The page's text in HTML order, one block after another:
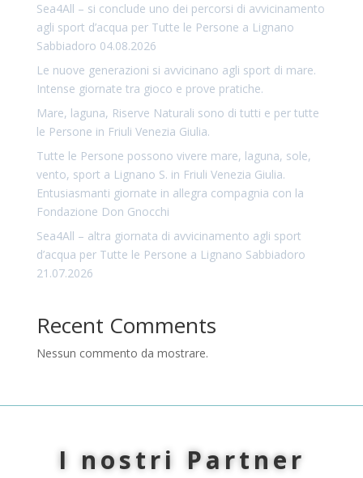
Sea4All – si conclude uno dei percorsi di avvicinamento
agli sport d’acqua per Tutte le Persone a Lignano
Sabbiadoro 04.08.2026
Le nuove generazioni si avvicinano agli sport di mare.
Intense giornate tra gioco e prove pratiche.
Mare, laguna, Riserve Naturali sono di tutti e per tutte
le Persone in Friuli Venezia Giulia.
Tutte le Persone possono vivere mare, laguna, sole,
vento, sport a Lignano S. in Friuli Venezia Giulia.
Entusiasmanti giornate in allegra compagnia con la
Fondazione Don Gnocchi
Sea4All – altra giornata di avvicinamento agli sport
d’acqua per Tutte le Persone a Lignano Sabbiadoro
21.07.2026
Recent Comments
Nessun commento da mostrare.
I nostri Partner